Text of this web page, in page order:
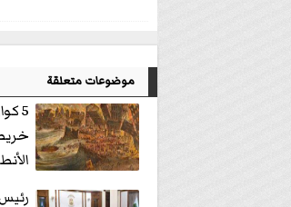
موضوعات متعلقة
5